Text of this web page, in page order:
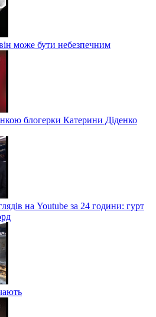
може бути небезпечним
блогерки Катерини Діденко
на Youtube за 24 години: гурт